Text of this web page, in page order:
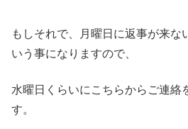
もしそれで、月曜日に返事が来な
いう事になりますので、
水曜日くらいにこちらからご連絡
す。